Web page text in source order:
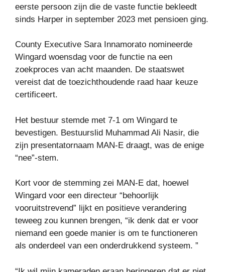
eerste persoon zijn die de vaste functie bekleedt
sinds Harper in september 2023 met pensioen ging.
County Executive Sara Innamorato nomineerde
Wingard woensdag voor de functie na een
zoekproces van acht maanden. De staatswet
vereist dat de toezichthoudende raad haar keuze
certificeert.
Het bestuur stemde met 7-1 om Wingard te
bevestigen. Bestuurslid Muhammad Ali Nasir, die
zijn presentatornaam MAN-E draagt, was de enige
“nee”-stem.
Kort voor de stemming zei MAN-E dat, hoewel
Wingard voor een directeur “behoorlijk
vooruitstrevend” lijkt en positieve verandering
teweeg zou kunnen brengen, “ik denk dat er voor
niemand een goede manier is om te functioneren
als onderdeel van een onderdrukkend systeem. ”